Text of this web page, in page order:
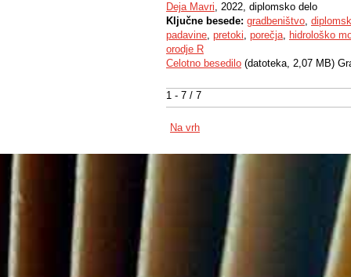
1 - 7 / 7
Deja Mavri, 2022, diplomsko delo
Ključne besede: gradbeništvo,
padavine, pretoki, porečja, hidrološko
orodje R
Celotno besedilo (datoteka, 2,07 MB)
Na vrh